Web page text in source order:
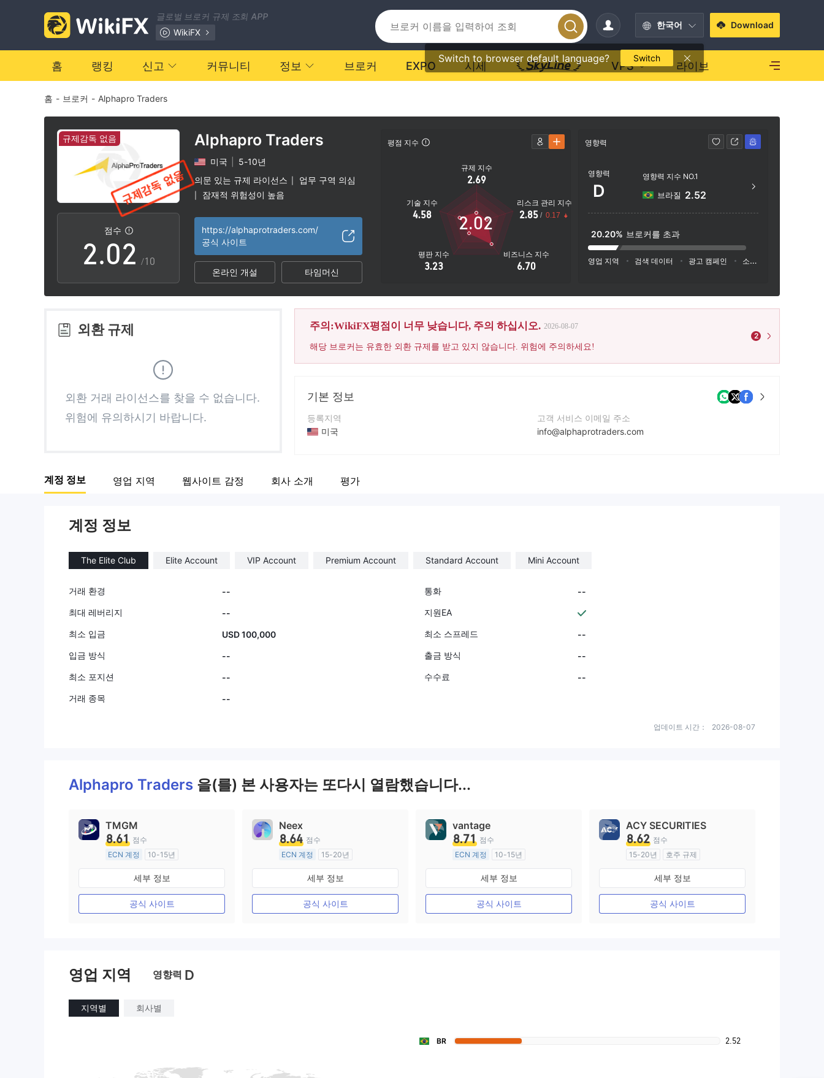
글로벌 브로커 규제 조회 APP
WikiFX
한국어
Switch to browser default language? Switch
Download
홈 랭킹 신고 커뮤니티 정보 브로커 EXPO 시세 VPS 라이브
홈 - 브로커 - Alphapro Traders
규제감독 없음
점수
0
1
2
3
4
6
7
8
9
.0
1
2
4
5
6
8
9
0
1
2
3
4
6
7
8
/10
Alphapro Traders
미국
5-10년
의문 있는 규제 라이선스
업무 구역 의심
잠재적 위험성이 높음
https://alphaprotraders.com/
공식 사이트
온라인 개설 타임머신
평점 지수
규제 지수
2.69
기술 지수
4.58
평판 지수
3.23
비즈니스 지수
6.70
리스크 관리 지수
2.85 / 0.17
2.02
영향력
영향력
D
영향력 지수 NO.1
브라질 2.52
20.20% 브로커를 초과
영업 지역 검색 데이터 광고 캠페인 소셜 미디어 지수
외환 규제
외환 거래 라이선스를 찾을 수 없습니다.
위험에 유의하시기 바랍니다.
주의:WikiFX평점이 너무 낮습니다, 주의 하십시오. 2026-08-07
해당 브로커는 유효한 외환 규제를 받고 있지 않습니다. 위험에 주의하세요!
2
기본 정보
등록지역
미국
회사 전체 이름
고객 서비스 이메일 주소
info@alphaprotraders.com
계정 정보 영업 지역 웹사이트 감정 회사 소개 평가
계정 정보
The Elite Club Elite Account VIP Account Premium Account Standard Account Mini Account
거래 환경 -- 통화
--
최대 레버리지
-- 지원EA
최소 입금 USD 100,000 최소 스프레드
--
입금 방식
-- 출금 방식
--
최소 포지션
-- 수수료
--
거래 종목
--
업데이트 시간： 2026-08-07
Alphapro Traders 을(를) 본 사용자는 또다시 열람했습니다...
TMGM
8.61 점수
ECN 계정
10-15년
호주 규제
외환 거래 라이선스 (MM)
마스터 레이블 MT4
세부 정보
공식 사이트
Neex
8.64 점수
ECN 계정
15-20년
호주 규제
외환 거래 라이선스 (MM)
마스터 레이블 MT4
세부 정보
공식 사이트
vantage
8.71 점수
ECN 계정
10-15년
호주 규제
외환 거래 라이선스 (MM)
마스터 레이블 MT4
세부 정보
공식 사이트
ACY SECURITIES
8.62 점수
15-20년
호주 규제
외환 거래 라이선스 (MM)
마스터 레이블 MT4
세부 정보
공식 사이트
영업 지역 영향력 D
지역별 회사별
BR 2.52